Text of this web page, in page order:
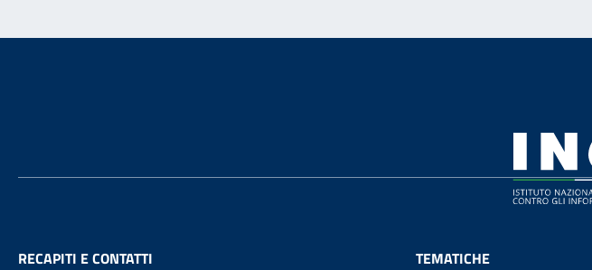
RECAPITI E CONTATTI
TEMATICHE